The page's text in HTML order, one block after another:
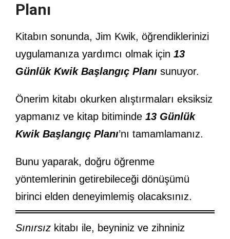
Planı
Kitabın sonunda, Jim Kwik, öğrendiklerinizi
uygulamanıza yardımcı olmak için 13
Günlük Kwik Başlangıç Planı sunuyor.
Önerim kitabı okurken alıştırmaları eksiksiz
yapmanız ve kitap bitiminde 13 Günlük
Kwik Başlangıç Planı’nı tamamlamanız.
Bunu yaparak, doğru öğrenme
yöntemlerinin getirebileceği dönüşümü
birinci elden deneyimlemiş olacaksınız.
Sınırsız kitabı ile, beyniniz ve zihniniz